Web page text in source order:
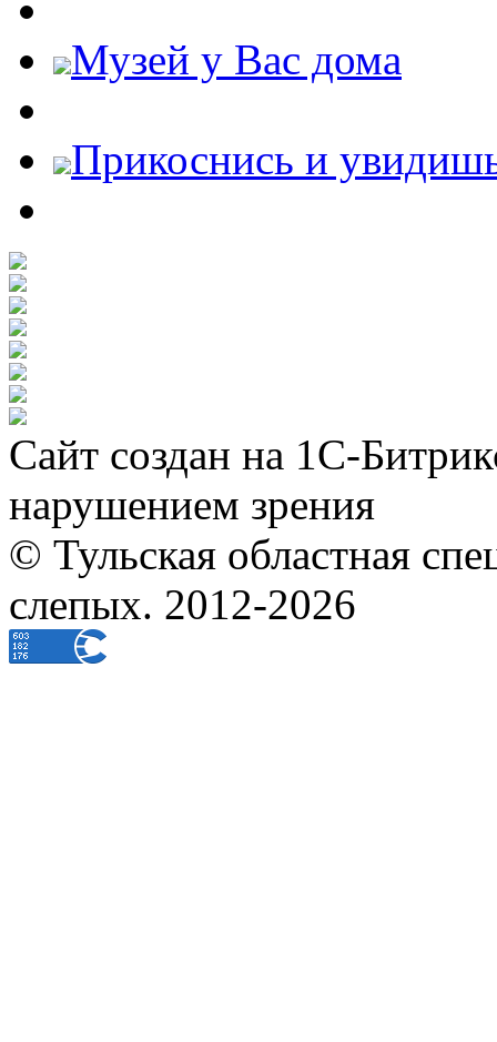
Музей у Вас дома
Прикоснись и
Сайт создан на 1С-
нарушением зрения
© Тульская областная
слепых. 2012-2026